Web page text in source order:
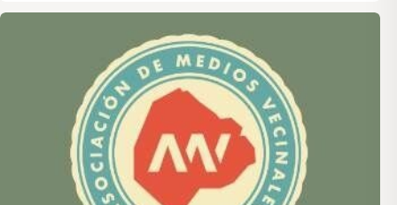
Asociación de Medios Vecinales